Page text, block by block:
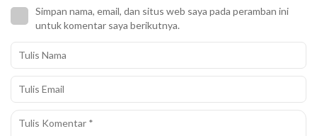
Simpan nama, email, dan situs web saya pada peramban ini
untuk komentar saya berikutnya.